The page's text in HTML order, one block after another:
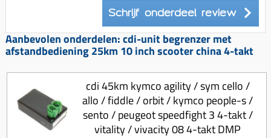
Schrijf onderdeel review
Aanbevolen onderdelen: cdi-unit begrenzer met
afstandbediening 25km 10 inch scooter china 4-takt
cdi 45km kymco agility / sym cello /
allo / fiddle / orbit / kymco people-s /
sento / peugeot speedfight 3 4-takt /
vitality / vivacity 08 4-takt DMP